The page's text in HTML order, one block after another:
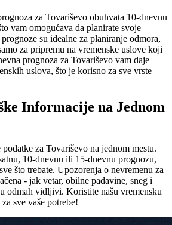
za Tovariševo obuhvata 10-dnevnu
vam omogućava da planirate svoje
su idealne za planiranje odmora,
za pripremu na vremenske uslove koji
prognoza za Tovariševo vam daje
uslova, što je korisno za sve vrste
Informacije na Jednom
za Tovariševo na jednom mestu.
10-dnevnu ili 15-dnevnu prognozu,
što trebate. Upozorenja o nevremenu za
- jak vetar, obilne padavine, sneg i
odmah vidljivi. Koristite našu vremensku
sve vaše potrebe!